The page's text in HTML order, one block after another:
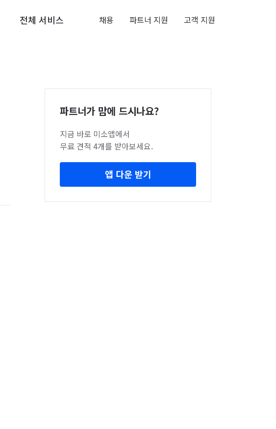
전체 서비스 채용 파트너 지원 고객 지원
파트너가 맘에 드시나요?
지금 바로 미소앱에서
무료 견적 4개를 받아보세요.
앱 다운 받기